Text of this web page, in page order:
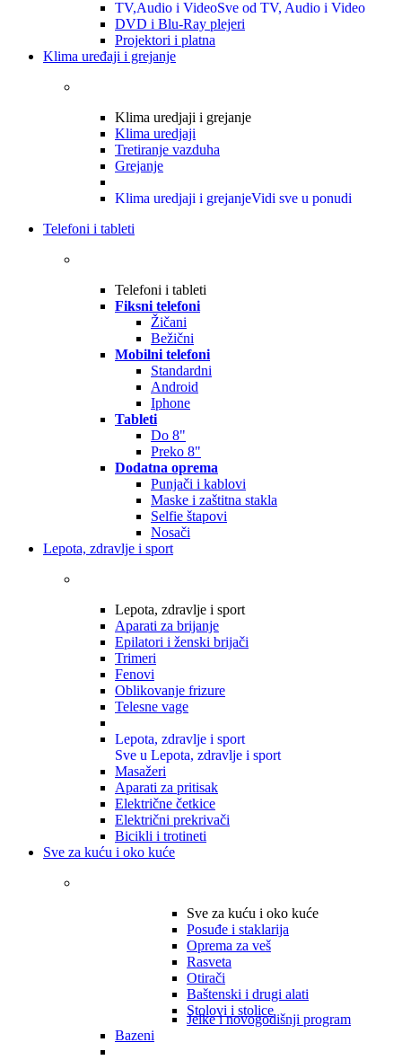
TV,Audio i VideoSve od TV, Audio i Video
DVD i Blu-Ray plejeri
Projektori i platna
Klima uređaji i grejanje
Klima uredjaji i grejanje
Klima uredjaji
Tretiranje vazduha
Grejanje
Klima uredjaji i grejanjeVidi sve u ponudi
Telefoni i tableti
Telefoni i tableti
Fiksni telefoni
Žičani
Bežični
Mobilni telefoni
Standardni
Android
Iphone
Tableti
Do 8"
Preko 8"
Dodatna oprema
Punjači i kablovi
Maske i zaštitna stakla
Selfie štapovi
Nosači
Lepota, zdravlje i sport
Lepota, zdravlje i sport
Aparati za brijanje
Epilatori i ženski brijači
Trimeri
Fenovi
Oblikovanje frizure
Telesne vage
Lepota, zdravlje i sport
Sve u Lepota, zdravlje i sport
Masažeri
Aparati za pritisak
Električne četkice
Električni prekrivači
Bicikli i trotineti
Sve za kuću i oko kuće
Sve za kuću i oko kuće
Posuđe i staklarija
Oprema za veš
Rasveta
Otirači
Baštenski i drugi alati
Stolovi i stolice
Jelke i novogodišnji program
Bazeni